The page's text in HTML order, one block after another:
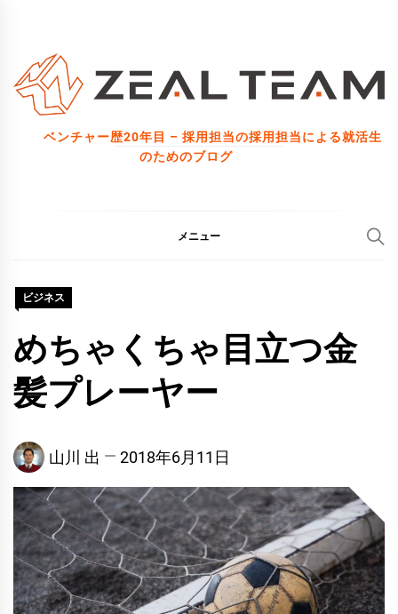
ン
ベンチャー歴20年目 – 採用担当の採用担当による就活生
のためのブログ
メニュー
ビジネス
めちゃくちゃ目立つ金
髪プレーヤー
山川 出 2018年6月11日